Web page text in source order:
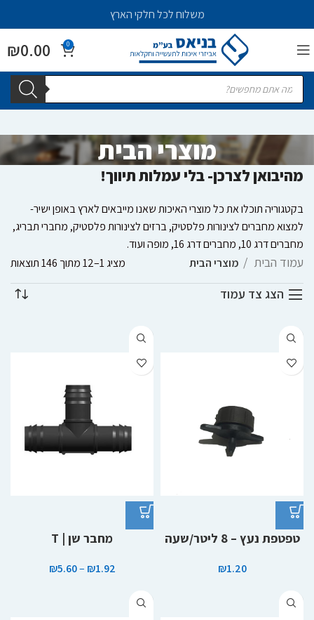
משלוח לכל חלקי הארץ
0
₪0.00
מוצרי הבית
מהיבואן לצרכן- בלי עמלות תיווך!
בקטגוריה תוכלו את כל מוצרי האיכות שאנו מייבאים לארץ באופן ישיר-
למצוא מחברים לצינורות פלסטיק, ברזים לצינורות פלסטיק, מחברי תבריג,
מחברים דרג 10, מחברים דרג 16, מופה ועוד.
עמוד הבית מוצרי הבית מציג 1–12 מתוך 146 תוצאות
הצג צד עמוד
טפטפת נעץ – 8 ליטר/שעה
₪1.20
מחבר שן | T
₪1.92
–
₪5.60